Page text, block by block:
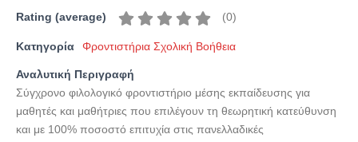
Rating (average) (0)
Κατηγορία Φροντιστήρια Σχολική Βοήθεια
Αναλυτική Περιγραφή
Σύγχρονο φιλολογικό φροντιστήριο μέσης εκπαίδευσης για
μαθητές και μαθήτριες που επιλέγουν τη θεωρητική κατεύθυνση
και με 100% ποσοστό επιτυχία στις πανελλαδικές